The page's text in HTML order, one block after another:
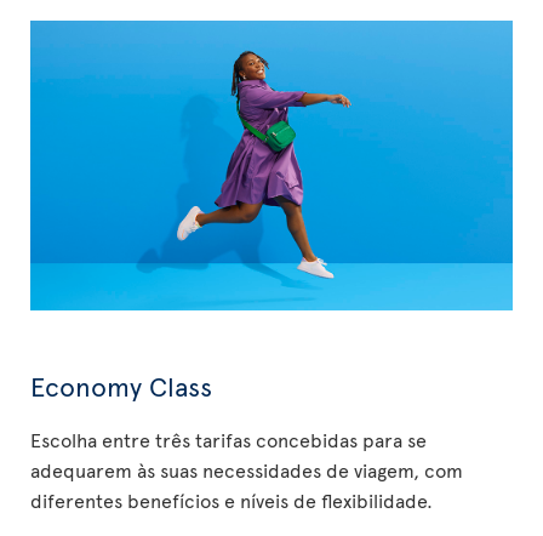
Economy Class
Escolha entre três tarifas concebidas para se
adequarem às suas necessidades de viagem, com
diferentes benefícios e níveis de flexibilidade.